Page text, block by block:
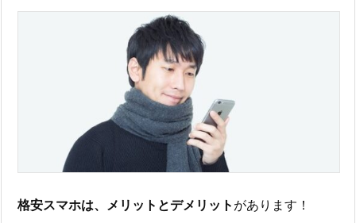
格安スマホは、メリットとデメリット があります！